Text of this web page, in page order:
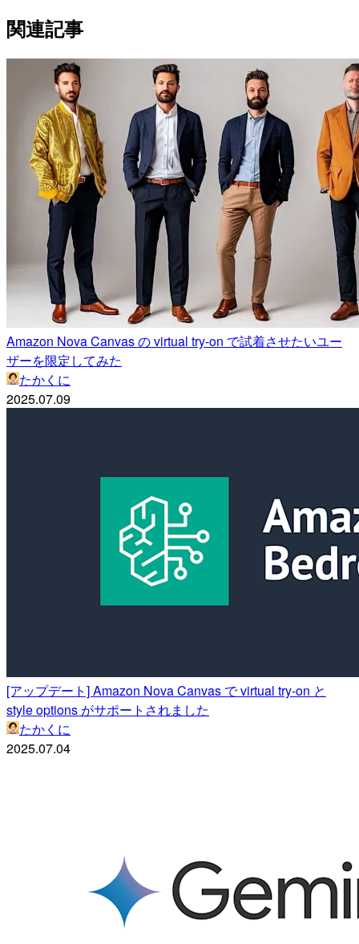
関連記事
Amazon Nova Canvas の virtual try-on で試着させたいユー
ザーを限定してみた
たかくに
2025.07.09
[アップデート] Amazon Nova Canvas で virtual try-on と
style options がサポートされました
たかくに
2025.07.04